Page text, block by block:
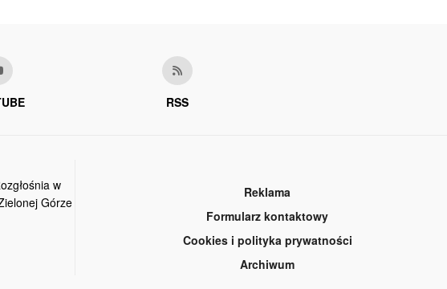
RSS
w
Górze
Reklama
Formularz kontaktowy
Cookies i polityka prywatności
Archiwum